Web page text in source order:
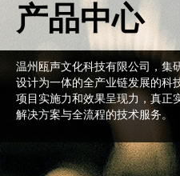
产品中心
温州瓯声文化科技有限公司，集
设计为一体的全产业链发展的科
项目实施力和效果呈现力，真正
解决方案与全流程的技术服务。